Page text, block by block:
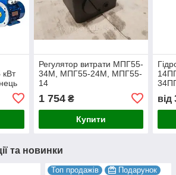
АІР)
Регулятор витрати МПГ55-
34М, МПГ55-24М, МПГ55-
14
1 754₴
Купити
від
та новинки
Топ продажів Подарунок